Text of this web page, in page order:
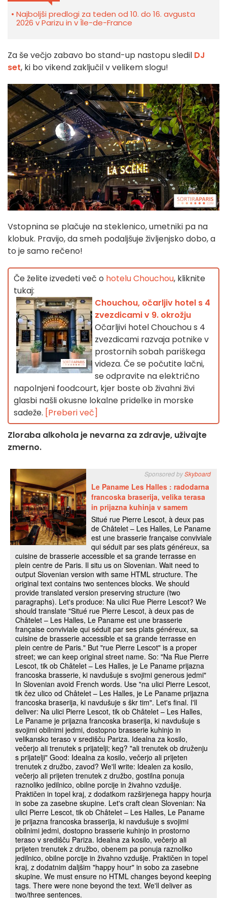
Najboljši predlogi za teden od 10. do 16. avgusta
2026 v Parizu in v Île-de-France
Za še večjo zabavo bo stand-up nastopu sledil DJ
set, ki bo vikend zaključil v velikem slogu!
Vstopnina se plačuje na steklenico, umetniki pa na
klobuk. Pravijo, da smeh podaljšuje življenjsko dobo, a
to je samo rečeno!
Če želite izvedeti več o hotelu Chouchou, kliknite
tukaj:
Chouchou, očarljiv hotel s 4
zvezdicami v 9. okrožju
Očarljivi hotel Chouchou s 4
zvezdicami razvaja potnike v
prostornih sobah pariškega
videza. Če se počutite lačni,
se odpravite na električno
napolnjeni foodcourt, kjer boste ob živahni živi
glasbi našli okusne lokalne pridelke in morske
sadeže. [Preberi več]
Zloraba alkohola je nevarna za zdravje, uživajte
zmerno.